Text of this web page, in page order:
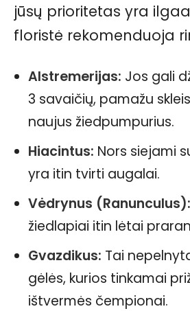
jūsų prioritetas yra
floristė rekomenduoja
Alstremerijas: Jos gali
3 savaičių, pamažu
naujus žiedpumpurius.
Hiacintus: Nors siejami
yra itin tvirti augalai.
Vėdrynus (Ranunculus):
žiedlapiai itin lėtai
Gvazdikus: Tai
gėlės, kurios tinkamai
ištvermės čempionai.